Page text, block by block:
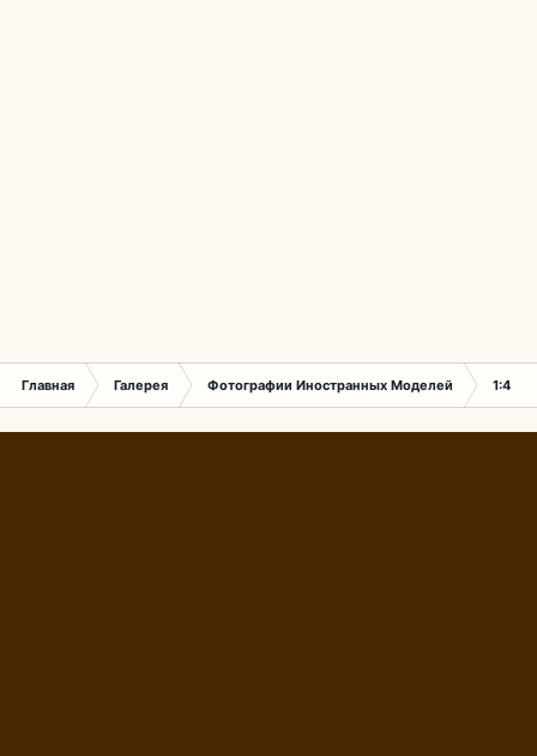
Главная Галерея Фотографии Иностранных Моделей 1:43